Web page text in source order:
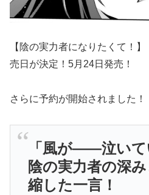
【陰の実力者になりたくて！】
売日が決定！5月24日発売！
さらに予約が開始されました！
「風が――泣い
陰の実力者の深
縮した一言！